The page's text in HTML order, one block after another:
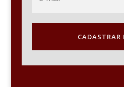
CADASTRAR